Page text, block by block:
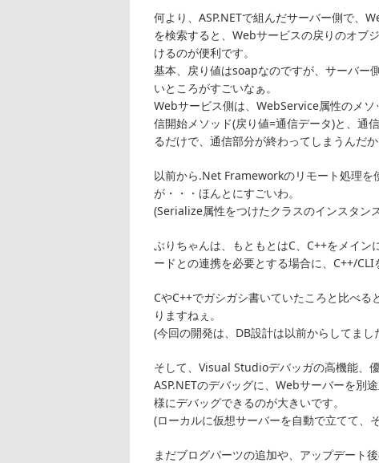
何より、ASP.NETで組んだサーバー側で、
を検索すると、Webサービスの戻りのオブ
けるのが便利です。
基本、戻り値はsoapなのですが、サーバー
いところがすごいなぁ。
Webサービス側は、WebService属性のメ
信開始メソッド(戻り値=通信データ)と、通
るだけで、通信部分が終わってしまうんだ
以前から.Net Frameworkのリモート処理を
が・・・ほんとにすごいわ。
(Serialize属性をつけたクラスのインスタン
ぶりちゃんは、もともとはC、C++をメイ
ードとの連携を必要とする場合に、C++/CLI
CやC++でガシガシ書いていたころと比べ
りますねぇ。
(今回の開発は、DB設計は以前からしてま
そして、Visual Studioデバッガの高機能、
ASP.NETのデバッグに、Webサーバーを別
様にデバッグできるのが大きいです。
(ローカルに仮想サーバーを自動で立てて、
まだブログパーツの追加や、アップデート